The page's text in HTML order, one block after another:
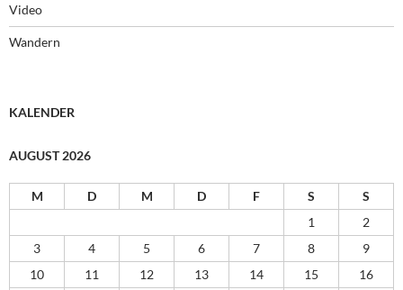
Video
Wandern
KALENDER
AUGUST 2026
M D M D F S
S
1
2
3
4 5 6 7 8
9
10
11 12 13 14 15
16